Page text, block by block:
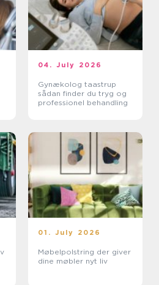
04. July 2026
Gynækolog taastrup
sådan finder du tryg og
professionel behandling
01. July 2026
Møbelpolstring der giver
dine møbler nyt liv